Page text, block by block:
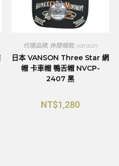
代理品牌, 休閒帽款, vanson
日本 VANSON Three Star 網
帽 卡車帽 鴨舌帽 NVCP-
2407 黑
NT$1,280